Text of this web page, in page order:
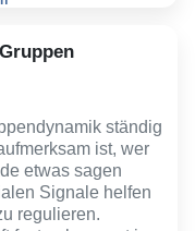
laufen
eigene
reduzierten
als
häufig nicht aus,
ständig
ist, wer
etwas sagen
Signale helfen
regulieren.